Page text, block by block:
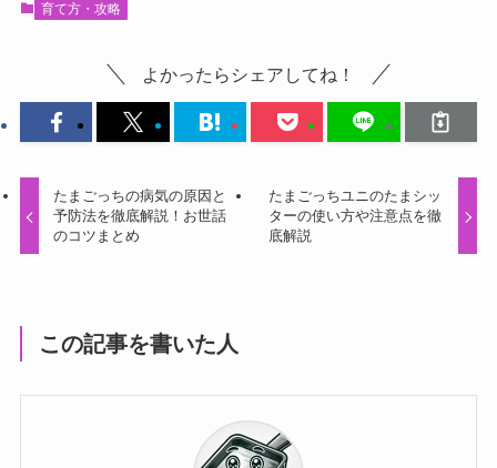
育て方・攻略
よかったらシェアしてね！
たまごっちの病気の原因と
予防法を徹底解説！お世話
のコツまとめ
たまごっちユニのたまシッ
ターの使い方や注意点を徹
底解説
この記事を書いた人